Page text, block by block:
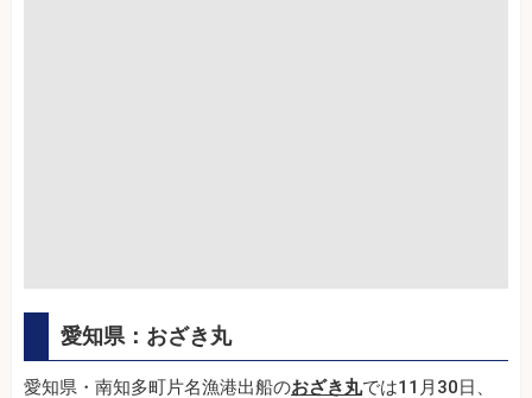
愛知県：おざき丸
愛知県・南知多町片名漁港出船のおざき丸では11月30日、